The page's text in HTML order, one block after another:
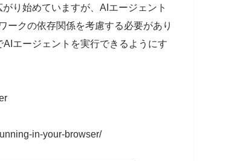
り始めていますが、AIエージェント
ークの依存関係を考慮する必要があり
AIエージェントを実行できるようにす
in-your-browser/